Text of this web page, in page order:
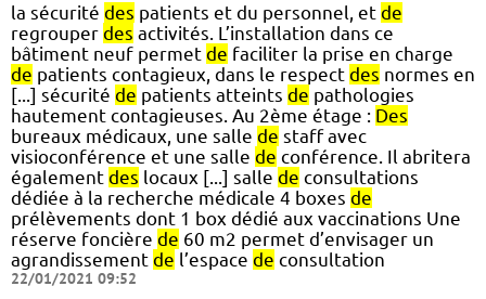
la sécurité des patients et du personnel, et de
regrouper des activités. L’installation dans ce
bâtiment neuf permet de faciliter la prise en charge
de patients contagieux, dans le respect des normes en
[...] sécurité de patients atteints de pathologies
hautement contagieuses. Au 2ème étage : Des
bureaux médicaux, une salle de staff avec
visioconférence et une salle de conférence. Il abritera
également des locaux [...] salle de consultations
dédiée à la recherche médicale 4 boxes de
prélèvements dont 1 box dédié aux vaccinations Une
réserve foncière de 60 m2 permet d’envisager un
agrandissement de l’espace de consultation
22/01/2021 09:52